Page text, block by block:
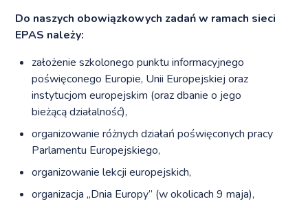
Do naszych obowiązkowych zadań w ramach sieci
EPAS należy:
założenie szkolonego punktu informacyjnego
poświęconego Europie, Unii Europejskiej oraz
instytucjom europejskim (oraz dbanie o jego
bieżącą działalność),
organizowanie różnych działań poświęconych pracy
Parlamentu Europejskiego,
organizowanie lekcji europejskich,
organizacja „Dnia Europy” (w okolicach 9 maja),